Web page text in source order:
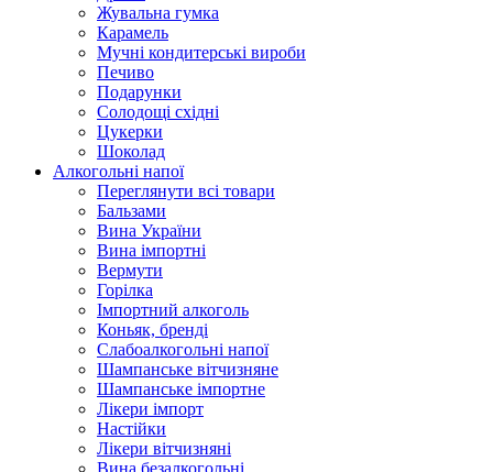
Жувальнa гумка
Карамель
Мучні кондитерські вироби
Печиво
Подарунки
Солодощі східні
Цукерки
Шоколад
Алкогольні напої
Переглянути всі товари
Бальзами
Вина України
Вина імпортні
Вермути
Горілка
Імпортний алкоголь
Коньяк, бренді
Слабоалкогольні напої
Шампанське вітчизняне
Шампанське імпортне
Лікери імпорт
Настійки
Лікери вітчизняні
Вина безалкогольні